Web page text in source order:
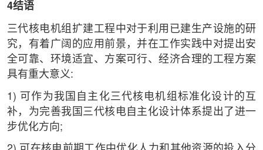
4结语
三代核电机组扩建工程中对于利用已建生产设施的研
究，有着广阔的应用前景，并在工作实践中对提出安
全可靠、环境适宜、方案可行、经济合理的工程方案
具有重大意义:
1) 可作为我国自主化三代核电机组标准化设计的互
补，为完善我国三代核电自主化设计体系提出了进一
步优化方向;